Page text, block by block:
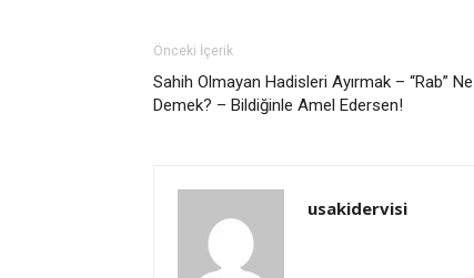
Önceki İçerik
Sahih Olmayan Hadisleri Ayırmak – “Rab” Ne
Demek? – Bildiğinle Amel Edersen!
usakidervisi